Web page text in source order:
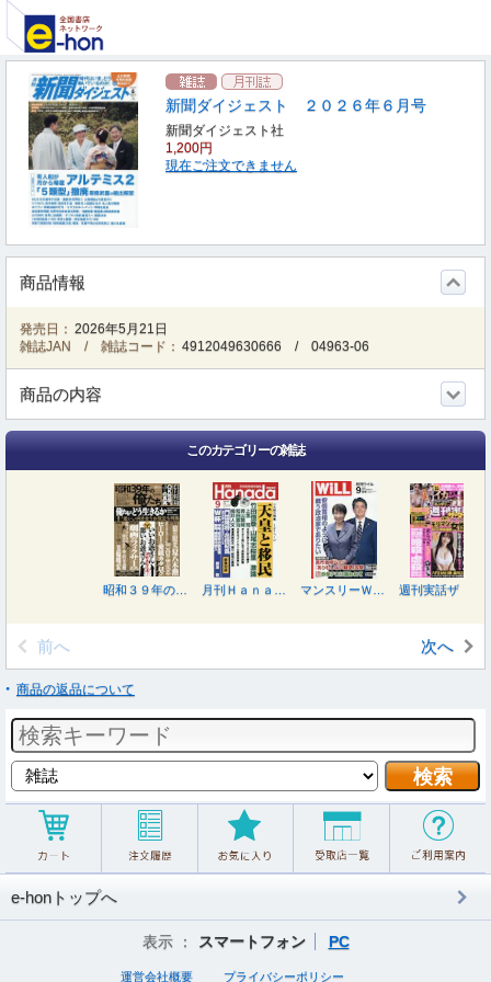
新聞ダイジェスト ２０２６年６月号
新聞ダイジェスト社
1,200円
現在ご注文できません
商品情報
発売日： 2026年5月21日
雑誌JAN / 雑誌コード： 4912049630666 /04963-06
商品の内容
このカテゴリーの雑誌
前へ 次へ
商品の返品について
e-honトップへ
表示 ： スマートフォン PC
運営会社概要 プライバシーポリシー